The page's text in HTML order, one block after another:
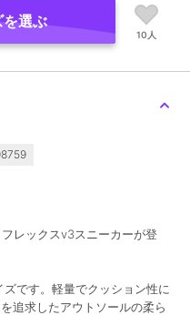
選ぶ
10人
レックスv3スニーカーが登
です。軽量でクッション性に
追求したアウトソールの柔ら